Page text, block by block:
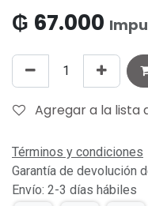
₲ 67.000
Agregar a la lista
Términos y condiciones
Garantía de devolución
Envío: 2-3 días hábiles